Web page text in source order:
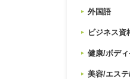
外国語
ビジネス資
健康/ボデ
美容/エス